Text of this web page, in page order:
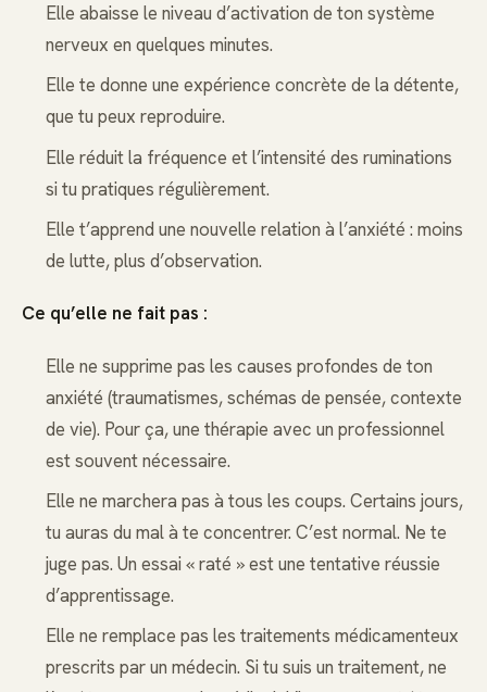
Elle abaisse le niveau d’activation de ton système
nerveux en quelques minutes.
Elle te donne une expérience concrète de la détente,
que tu peux reproduire.
Elle réduit la fréquence et l’intensité des ruminations
si tu pratiques régulièrement.
Elle t’apprend une nouvelle relation à l’anxiété : moins
de lutte, plus d’observation.
Ce qu’elle ne fait pas :
Elle ne supprime pas les causes profondes de ton
anxiété (traumatismes, schémas de pensée, contexte
de vie). Pour ça, une thérapie avec un professionnel
est souvent nécessaire.
Elle ne marchera pas à tous les coups. Certains jours,
tu auras du mal à te concentrer. C’est normal. Ne te
juge pas. Un essai « raté » est une tentative réussie
d’apprentissage.
Elle ne remplace pas les traitements médicamenteux
prescrits par un médecin. Si tu suis un traitement, ne